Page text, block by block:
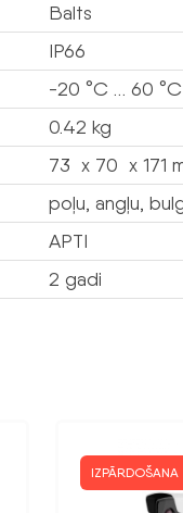
Balts
IP66
-20 °C … 60 °C
0.42 kg
73 x 70 x 171
poļu, angļu,
APTI
2 gadi
IZPĀRDOŠANA